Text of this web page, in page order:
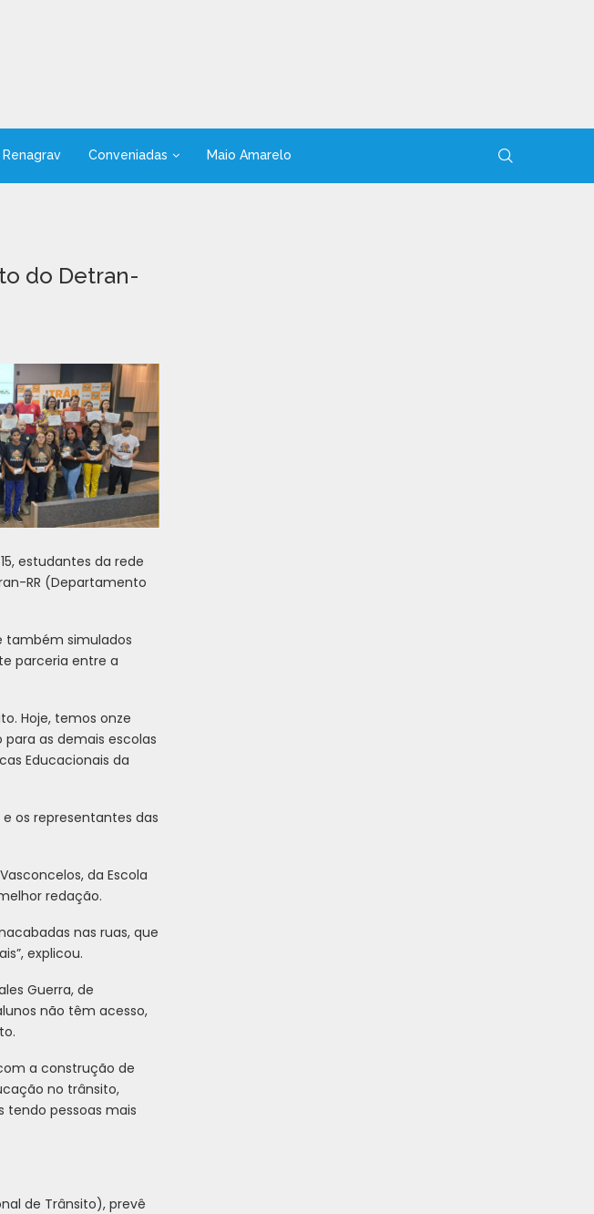
Renagrav Conveniadas Maio Amarelo
do Detran-
estudantes da rede
RR (Departamento
também simulados
parceria entre a
Hoje, temos onze
as demais escolas
Educacionais da
os representantes das
da Escola
redação.
nas ruas, que
explicou.
Guerra, de
não têm acesso,
a construção de
no trânsito,
tendo pessoas mais
de Trânsito), prevê